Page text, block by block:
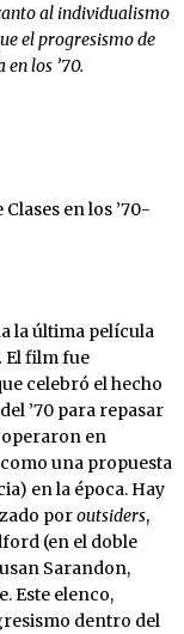
al individualismo
el progresismo de
los ’70.
en los ’70-
la última película
El film fue
celebró el hecho
’70 para repasar
en
una propuesta
en la época. Hay
poroutsiders,
(en el doble
Sarandon,
Este elenco,
dentro del